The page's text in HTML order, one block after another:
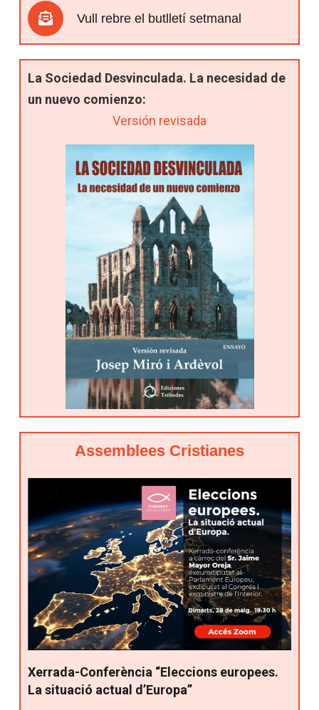
Vull rebre el butlletí setmanal
La Sociedad Desvinculada. La necesidad de
un nuevo comienzo:
Versión revisada
Assemblees Cristianes
Xerrada-Conferència “Eleccions europees.
La situació actual d’Europa”